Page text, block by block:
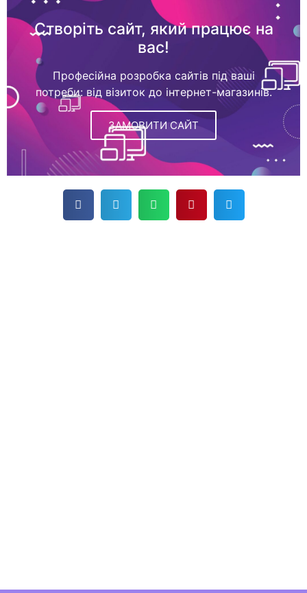
Створіть сайт, який працює на
вас!
Професійна розробка сайтів під ваші
потреби: від візиток до інтернет-магазинів.
ЗАМОВИТИ САЙТ